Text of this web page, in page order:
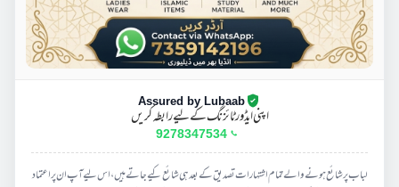
Assured by Lubaab
اپنی ایڈورٹائزنگ کے لیے رابطہ کریں
9278347534
لباب پر شائع ہونے والے تمام اشتہارات تصدیق کے بعد ہی شائع کیے جاتے ہیں، اس لیے آپ ان پر اعتماد